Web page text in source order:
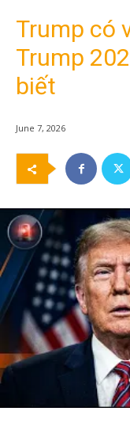
Trump có
Trump
biết
June 7, 2026